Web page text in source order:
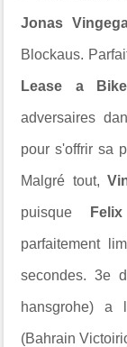
Jonas
Blockaus.
Lease a Bike
adversaires
pour s'offrir sa
Malgré tout,
puisque
parfaitement
secondes. 3e
hansgrohe)
(Bahrain